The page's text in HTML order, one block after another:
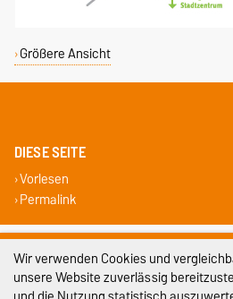
Größere Ansicht
DIESE SEITE
Vorlesen
Permalink
Impressum
Wir verwenden Cookies und
unsere Website zuverlässig